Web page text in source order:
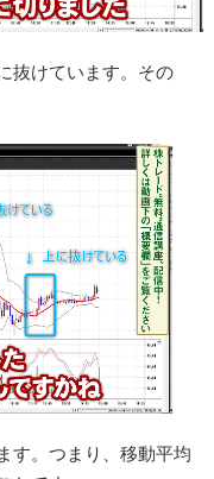
抜けています。その
す。つまり、移動平均